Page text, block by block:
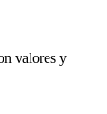
valores y